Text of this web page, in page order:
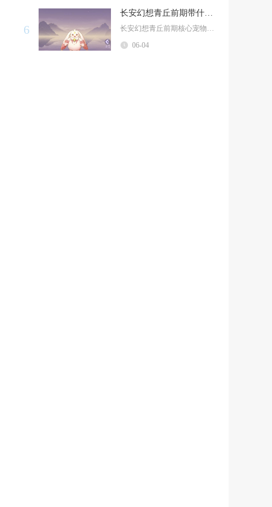
6
长安幻想青丘前期带什么宠物
长安幻想青丘前期核心宠物为木狐狸、昆仑、木麒麟与水熊，优先培养木狐狸打造成千速封印辅助，搭...
06-04